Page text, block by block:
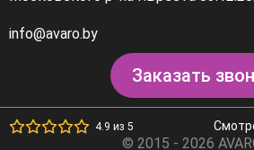
info@avaro.by
Заказать
4.9 из 5
© 2015 - 2026